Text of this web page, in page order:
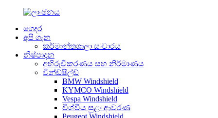
ගෙදර
අපි ගැන
කර්මාන්තශාලා සංචාරය
නිෂ්පාදන
අභිරුචිකරණය සහ නිර්මාණය
වින්ඩ්ෂීල්ඩ්
BMW Windshield
KYMCO Windshield
Vespa Windshield
විශ්වීය සුළං ආවරණ
Peugeot Windshield